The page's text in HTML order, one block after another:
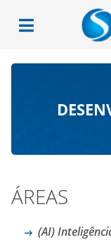
ÁREAS
(AI)